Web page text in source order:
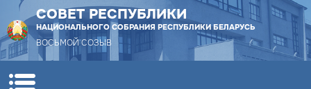
СОВЕТ РЕСПУБЛИКИ
НАЦИОНАЛЬНОГО СОБРАНИЯ РЕСПУБЛИКИ БЕЛАРУСЬ
ВОСЬМОЙ СОЗЫВ